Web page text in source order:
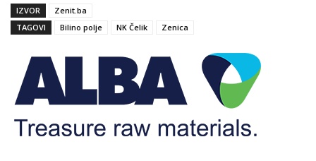
IZVOR
Zenit.ba
TAGOVI
Bilino polje NK Čelik Zenica